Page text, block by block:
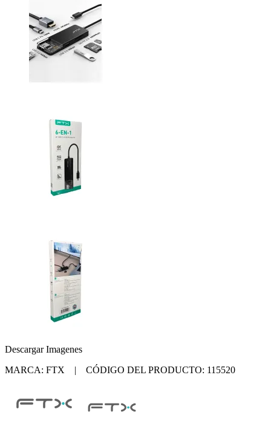
Descargar Imagenes
MARCA: FTX | CÓDIGO DEL PRODUCTO: 115520